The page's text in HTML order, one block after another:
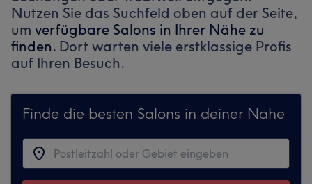
Nutzen Sie das Suchfeld oben auf der Seite,
um verfügbare Salons in Ihrer Nähe zu
finden. Dort warten viele erstklassige Profis
auf Ihren Besuch.
Finde die besten Salons in deiner Nähe